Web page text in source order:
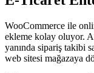
WooCommerce ile
ekleme kolay oluyor.
yanında sipariş takibi
web sitesi mağazaya